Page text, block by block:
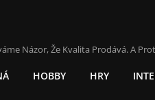
Názor, Že Kvalita Prodává. A
HOBBY HRY